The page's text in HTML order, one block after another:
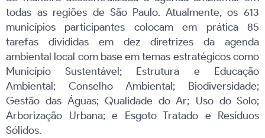
todas as regiões de São Paulo. Atualmente, os 613
municípios participantes colocam em prática 85
tarefas divididas em dez diretrizes da agenda
ambiental local com base em temas estratégicos como
Município Sustentável; Estrutura e Educação
Ambiental; Conselho Ambiental; Biodiversidade;
Gestão das Águas; Qualidade do Ar; Uso do Solo;
Arborização Urbana; e Esgoto Tratado e Resíduos
Sólidos.